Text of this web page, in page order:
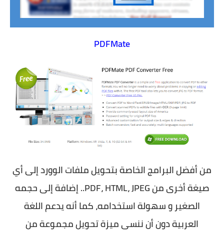
PDFMate
من أفضل البرامج الخاصة بتحويل ملفات الوورد إلى أي
صيغة أخرى من PDF، HTML، JPEG.. إضافة إلى حجمه
الصغير و سهولة استخدامه، كما أنه يدعم اللغة
العربية دون أن ننسى ميزة تحويل مجموعة من